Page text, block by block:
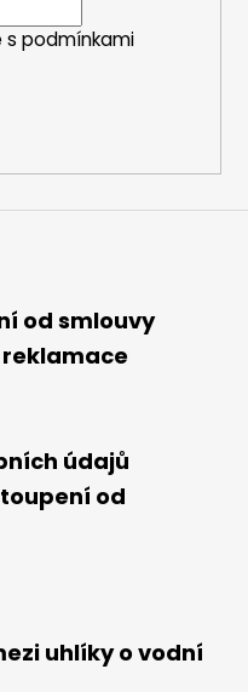
s podmínkami
od smlouvy
údajů
od
uhlíky o vodní